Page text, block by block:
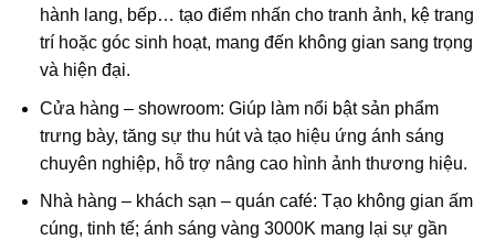
hành lang, bếp… tạo điểm nhấn cho tranh ảnh, kệ trang
trí hoặc góc sinh hoạt, mang đến không gian sang trọng
và hiện đại.
Cửa hàng – showroom: Giúp làm nổi bật sản phẩm
trưng bày, tăng sự thu hút và tạo hiệu ứng ánh sáng
chuyên nghiệp, hỗ trợ nâng cao hình ảnh thương hiệu.
Nhà hàng – khách sạn – quán café: Tạo không gian ấm
cúng, tinh tế; ánh sáng vàng 3000K mang lại sự gần